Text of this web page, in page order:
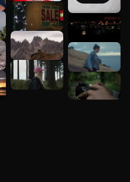
Meer
bekijken